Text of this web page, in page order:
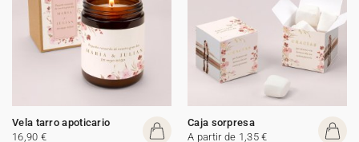
Vela tarro apoticario
16,90 €
Caja sorpresa
A partir de 1,35 €